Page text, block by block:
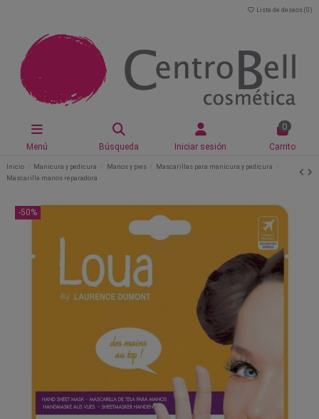
Lista de deseos (0 )
Menú Búsqueda Iniciar sesión
0
Carrito
Inicio Manicura y pedicura Manos y pies
Mascarillas para manicura y pedicura
Mascarilla manos reparadora
-50%